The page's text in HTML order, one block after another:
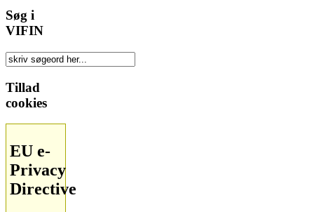
Søg i
VIFIN
Tillad
cookies
EU e-
Privacy
Directive